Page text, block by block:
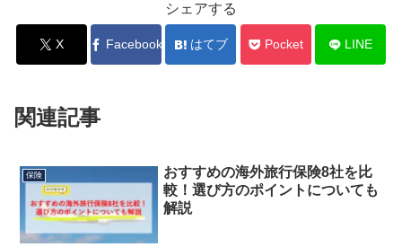
シェアする
X Facebook はてブ Pocket LINE
関連記事
保険
おすすめの海外旅行保険8社を比
較！選び方のポイントについても
解説